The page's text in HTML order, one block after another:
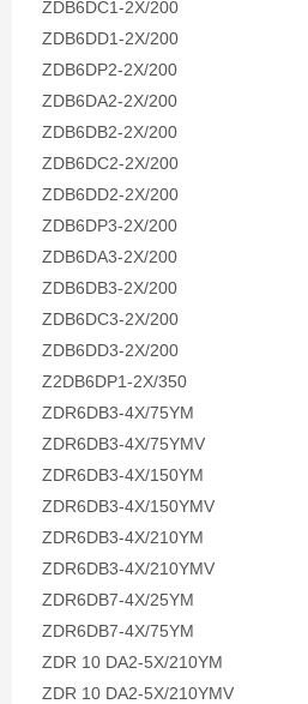
ZDB6DC1-2X/200
ZDB6DD1-2X/200
ZDB6DP2-2X/200
ZDB6DA2-2X/200
ZDB6DB2-2X/200
ZDB6DC2-2X/200
ZDB6DD2-2X/200
ZDB6DP3-2X/200
ZDB6DA3-2X/200
ZDB6DB3-2X/200
ZDB6DC3-2X/200
ZDB6DD3-2X/200
Z2DB6DP1-2X/350
ZDR6DB3-4X/75YM
ZDR6DB3-4X/75YMV
ZDR6DB3-4X/150YM
ZDR6DB3-4X/150YMV
ZDR6DB3-4X/210YM
ZDR6DB3-4X/210YMV
ZDR6DB7-4X/25YM
ZDR6DB7-4X/75YM
ZDR 10 DA2-5X/210YM
ZDR 10 DA2-5X/210YMV